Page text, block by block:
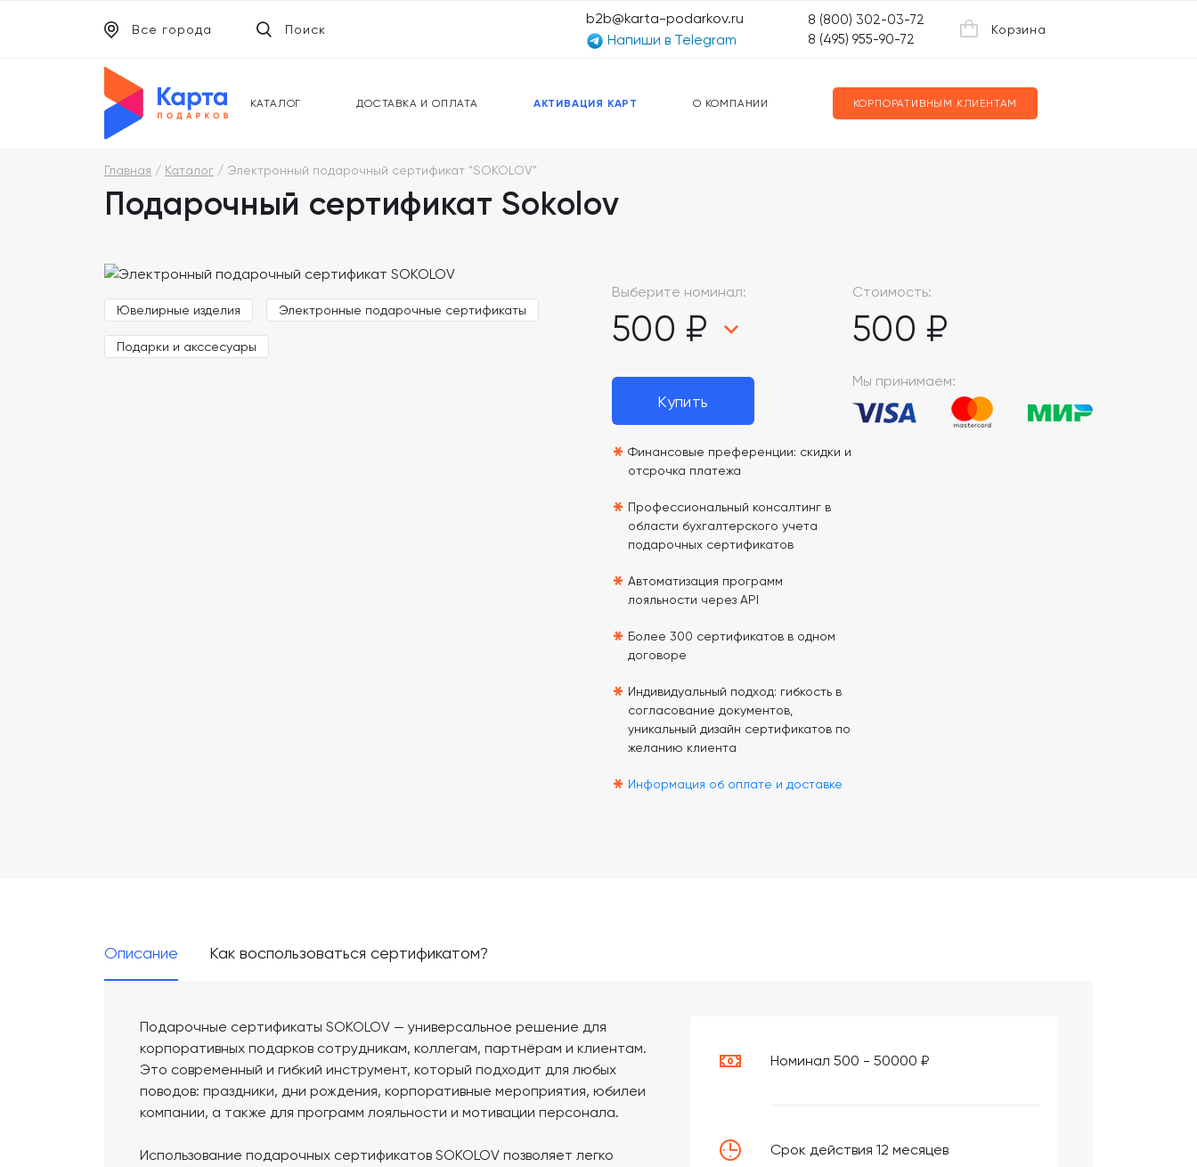
КАТАЛОГ ДОСТАВКА И ОПЛАТА АКТИВАЦИЯ КАРТ О КОМПАНИИ КОРПОРАТИВНЫМ КЛИЕНТАМ
Все города Поиск
b2b@karta-podarkov.ru
Напиши в Telegram
8 (800) 302-03-72
8 (495) 955-90-72
Корзина
ПОДАРОЧНЫЕ КАРТЫ
ПРЕДОПЛАЧЕННЫЕ КАРТЫ
Главная Каталог Электронный подарочный сертификат "SOKOLOV"
Подарочный сертификат Sokolov
Ювелирные изделия Электронные подарочные сертификаты
Подарки и акссесуары
Выберите номинал:
500 ₽
Стоимость:
500 ₽
Купить
* Финансовые преференции: скидки и
отсрочка платежа
* Профессиональный консалтинг в
области бухгалтерского учета
подарочных сертификатов
* Автоматизация программ
лояльности через API
* Более 300 сертификатов в одном
договоре
* Индивидуальный подход: гибкость в
согласование документов,
уникальный дизайн сертификатов по
желанию клиента
* Информация об оплате и доставке
Мы принимаем:
Описание Как воспользоваться сертификатом?
Номинал 500 - 50000 ₽
Срок действия 12 месяцев
Подарочные сертификаты SOKOLOV — универсальное решение для
корпоративных подарков сотрудникам, коллегам, партнёрам и клиентам.
Это современный и гибкий инструмент, который подходит для любых
поводов: праздники, дни рождения, корпоративные мероприятия, юбилеи
компании, а также для программ лояльности и мотивации персонала.
Использование подарочных сертификатов SOKOLOV позволяет легко